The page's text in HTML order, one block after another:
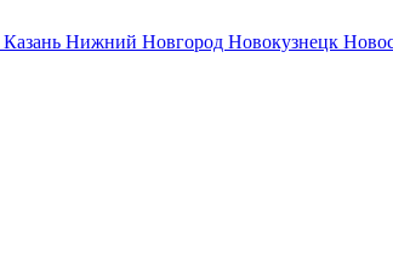
Казань Нижний Новгород Новокузнецк